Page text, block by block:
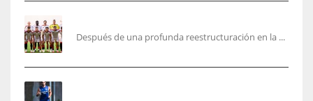
Después de una profunda reestructuración en la ...